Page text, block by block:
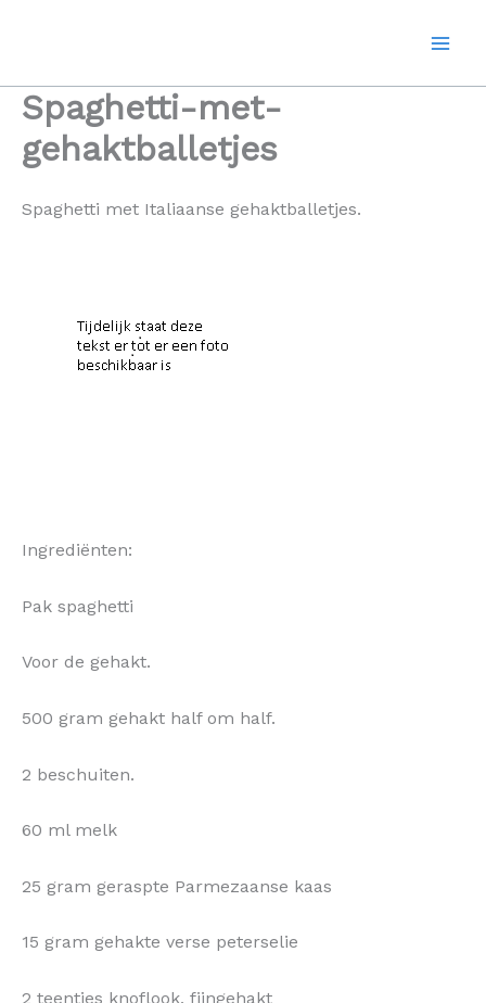
inhoud
Spaghetti-met-
gehaktballetjes
Spaghetti met Italiaanse gehaktballetjes.
Ingrediënten:
Pak spaghetti
Voor de gehakt.
500 gram gehakt half om half.
2 beschuiten.
60 ml melk
25 gram geraspte Parmezaanse kaas
15 gram gehakte verse peterselie
2 teentjes knoflook, fijngehakt